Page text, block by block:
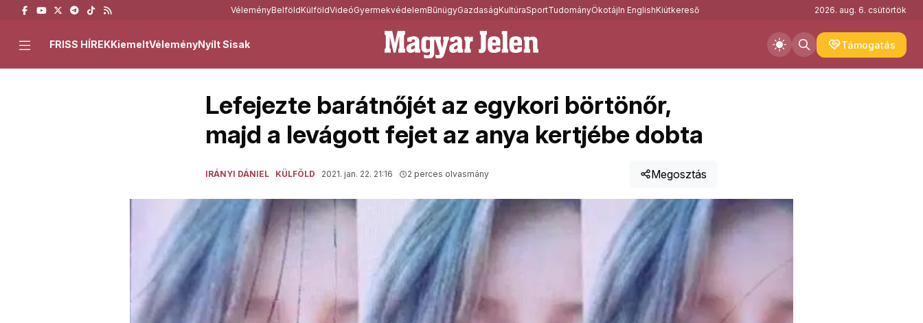
VéleményBelföldKülföldVideóGyermekvédelemBűnügyGazdaságKultúraSportTudományÖkotájIn EnglishKiútkereső 2026. aug. 6. csütörtök
Támogatás
FRISS HÍREKKiemeltVéleményNyílt Sisak
Lefejezte barátnőjét az egykori börtönőr,
majd a levágott fejet az anya kertjébe dobta
IRÁNYI DÁNIEL KÜLFÖLD 2021. jan. 22. 21:16 2 perces olvasmány Megosztás